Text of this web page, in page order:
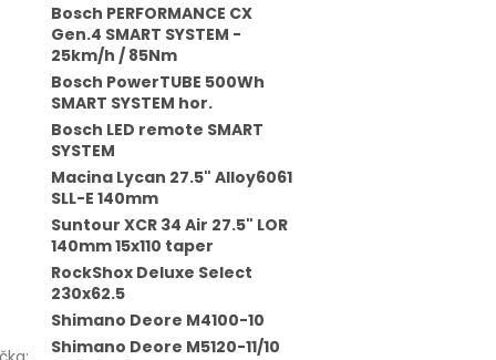
Bosch PERFORMANCE CX
Gen.4 SMART SYSTEM -
25km/h / 85Nm
Bosch PowerTUBE 500Wh
SMART SYSTEM hor.
Bosch LED remote SMART
SYSTEM
Macina Lycan 27.5" Alloy6061
SLL-E 140mm
Suntour XCR 34 Air 27.5" LOR
140mm 15x110 taper
RockShox Deluxe Select
230x62.5
Shimano Deore M4100-10
Shimano Deore M5120-11/10